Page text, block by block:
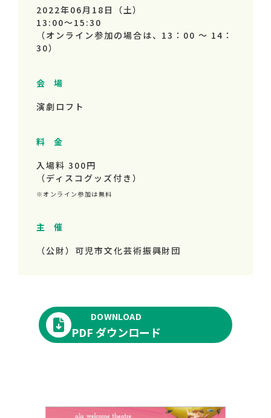
2022年06月18日（土）
13:00～ 15:30
（オンライン参加の場合は、13：00 ～ 14：
30）
会 場
演劇ロフト
料 金
入場料 300円
（ディスコグッズ付き）
※オンライン参加は無料
主 催
（公財）可児市文化芸術振興財団
DOWNLOAD
PDF ダウンロード